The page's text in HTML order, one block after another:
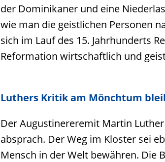
der Dominikaner und eine
wie man die geistlichen Personen
sich im Lauf des 15. Jahrhunderts
Reformation wirtschaftlich und
Luthers Kritik am Mönchtum
Der Augustinereremit Martin
absprach. Der Weg im Kloster sei
Mensch in der Welt bewähren. Die